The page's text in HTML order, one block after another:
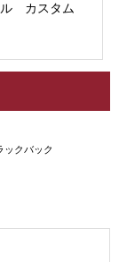
ル カスタム
ックバック